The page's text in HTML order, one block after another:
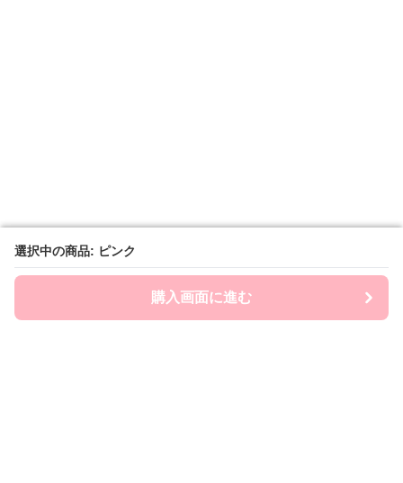
選択中の商品: ピンク
購入画面に進む
選択中の商品: ピンク
購入画面に進む